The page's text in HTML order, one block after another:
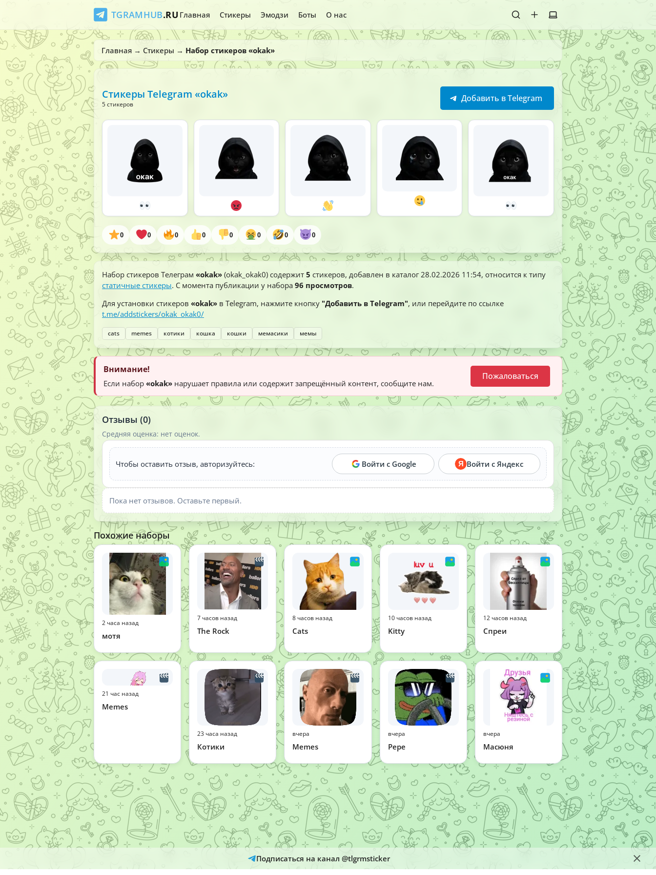
TGRAMHUB.RU Главная Стикеры Эмодзи Боты О нас
Главная → Стикеры → Набор стикеров «okak»
Стикеры Telegram «okak»
5 стикеров
Добавить в Telegram
0 0 0 0 0 0 0 0
Набор стикеров Телеграм «okak» (okak_okak0) содержит 5 стикеров, добавлен в каталог28.02.2026 11:54, относится к типу
статичные стикеры. С момента публикации у набора 96 просмотров.
Для установки стикеров «okak» в Telegram, нажмите кнопку "Добавить в Telegram", или перейдите по ссылке
t.me/addstickers/okak_okak0/
cats memes котики кошка кошки мемасики мемы
Внимание!
Если набор «okak» нарушает правила или содержит запрещённый контент, сообщите нам.
Пожаловаться
Отзывы (0)
Средняя оценка: нет оценок.
Чтобы оставить отзыв, авторизуйтесь: Войти с Google Я Войти с Яндекс
Пока нет отзывов. Оставьте первый.
Похожие наборы
2 часа назад
мотя
7 часов назад
The Rock
8 часов назад
Cats
10 часов назад
Kitty
12 часов назад
Спреи
21 час назад
Memes
23 часа назад
Котики
вчера
Memes
вчера
Pepe
вчера
Масюня
Подписаться на канал @tlgrmsticker